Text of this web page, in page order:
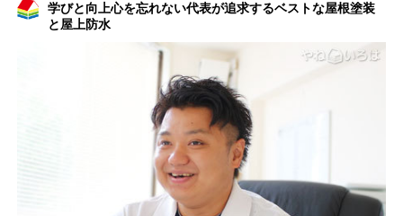
学びと向上心を忘れない代表が追求するベストな屋根塗装
と屋上防水